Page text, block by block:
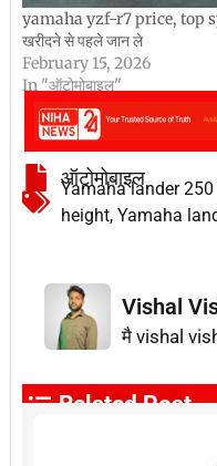
yamaha yzf-r7 price, top
खरीदने से पहले जान ले
February 15, 2026
In "ऑटोमोबाइल"
ऑटोमोबाइल
Yamaha lander
height, Yamaha
Vishal
मै vishal
Related Post